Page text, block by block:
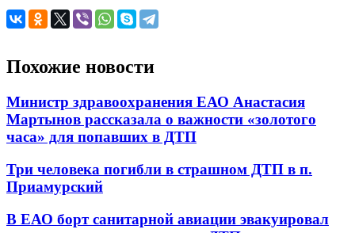
Похожие новости
Министр здравоохранения ЕАО Анастасия
Мартынов рассказала о важности «золотого
часа» для попавших в ДТП
Три человека погибли в страшном ДТП в п.
Приамурский
В ЕАО борт санитарной авиации эвакуировал